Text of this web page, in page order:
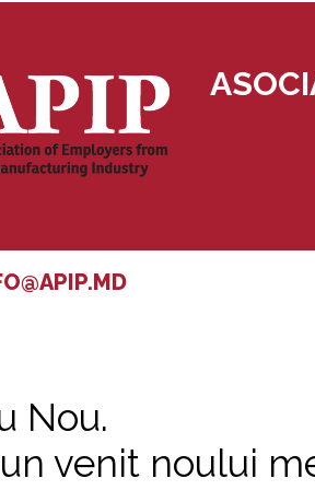
Nou.
venit noului